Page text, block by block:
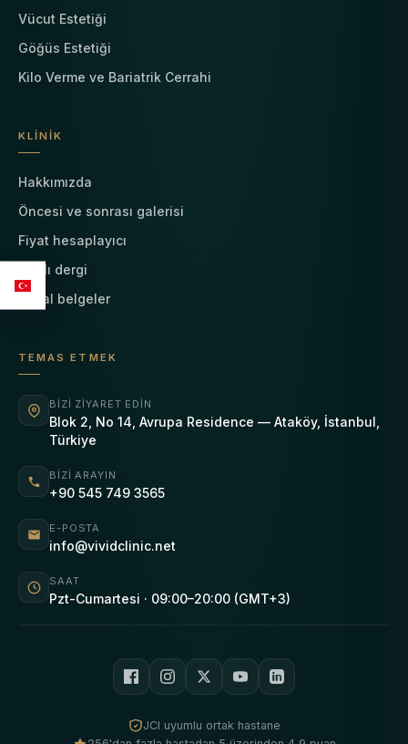
Vücut Estetiği
Göğüs Estetiği
Kilo Verme ve Bariatrik Cerrahi
KLINIK
Hakkımızda
Öncesi ve sonrası galerisi
Fiyat hesaplayıcı
Canlı dergi
Yasal belgeler
TEMAS ETMEK
BIZI ZIYARET EDIN
Blok 2, No 14, Avrupa Residence — Ataköy, İstanbul,
Türkiye
BIZI ARAYIN
+90 545 749 3565
E-POSTA
info@vividclinic.net
SAAT
Pzt-Cumartesi · 09:00–20:00 (GMT+3)
JCI uyumlu ortak hastane